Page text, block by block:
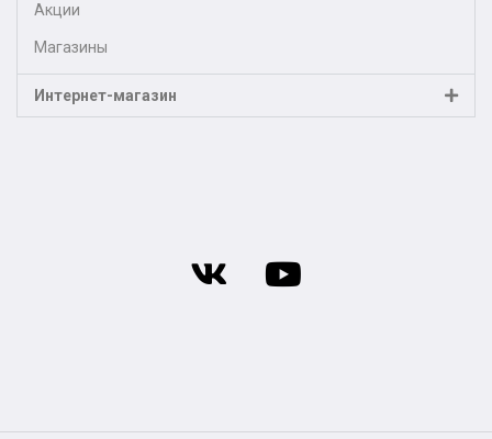
Акции
Магазины
Интернет-магазин